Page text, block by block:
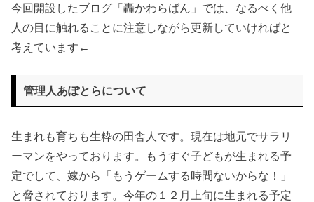
今回開設したブログ「轟かわらばん」では、なるべく他
人の目に触れることに注意しながら更新していければと
考えています←
管理人あぽとらについて
生まれも育ちも生粋の田舎人です。現在は地元でサラリ
ーマンをやっております。もうすぐ子どもが生まれる予
定でして、嫁から「もうゲームする時間ないからな！」
と脅されております。今年の１２月上旬に生まれる予定